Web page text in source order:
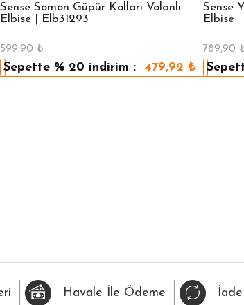
FAVORİLERİME EKLE HIZLI BAK
Sense Somon Güpür Kolları Volanlı
Elbise | Elb31293
599,90 ₺
Sepette % 20 indirim : 479,92 ₺
Sense
Elbise
789,90
Havale İle Ödeme